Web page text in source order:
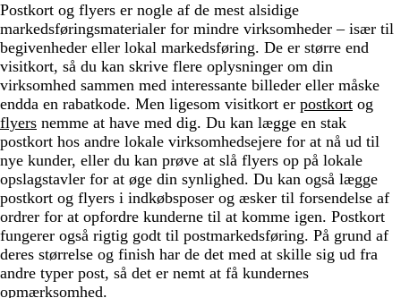
Postkort og flyers er nogle af de mest alsidige
markedsføringsmaterialer for mindre virksomheder – især til
begivenheder eller lokal markedsføring. De er større end
visitkort, så du kan skrive flere oplysninger om din
virksomhed sammen med interessante billeder eller måske
endda en rabatkode. Men ligesom visitkort er postkort og
flyers nemme at have med dig. Du kan lægge en stak
postkort hos andre lokale virksomhedsejere for at nå ud til
nye kunder, eller du kan prøve at slå flyers op på lokale
opslagstavler for at øge din synlighed. Du kan også lægge
postkort og flyers i indkøbsposer og æsker til forsendelse af
ordrer for at opfordre kunderne til at komme igen. Postkort
fungerer også rigtig godt til postmarkedsføring. På grund af
deres størrelse og finish har de det med at skille sig ud fra
andre typer post, så det er nemt at få kundernes
opmærksomhed.